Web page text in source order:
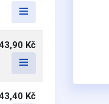
Kč
Kč